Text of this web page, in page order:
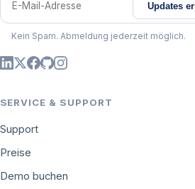
E-Mail-Adresse
Updates
Kein Spam. Abmeldung jederzeit möglich.
SERVICE & SUPPORT
Support
Preise
Demo buchen